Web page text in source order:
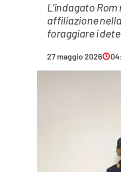
Economia e lavoro
L’indagato
affiliazione
foraggiare i
27 maggio 2026